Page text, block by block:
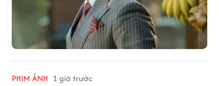
PHIM ẢNH 1 giờ trước